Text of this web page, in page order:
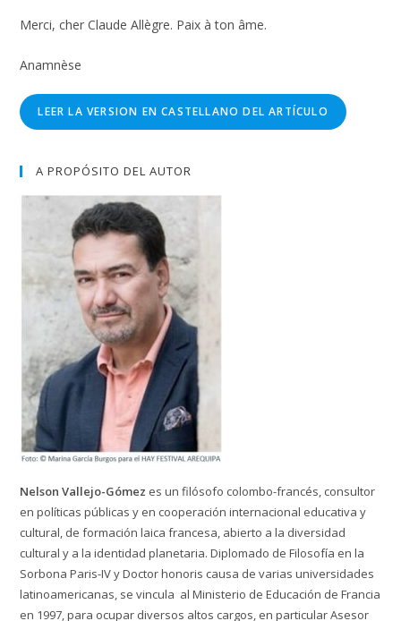
Merci, cher Claude Allègre. Paix à ton âme.
Anamnèse
LEER LA VERSION EN CASTELLANO DEL ARTÍCULO
A PROPÓSITO DEL AUTOR
Nelson Vallejo-Gómez es un filósofo colombo-francés, consultor
en políticas públicas y en cooperación internacional educativa y
cultural, de formación laica francesa, abierto a la diversidad
cultural y a la identidad planetaria. Diplomado de Filosofía en la
Sorbona Paris-IV y Doctor honoris causa de varias universidades
latinoamericanas, se vincula al Ministerio de Educación de Francia
en 1997, para ocupar diversos altos cargos, en particular Asesor